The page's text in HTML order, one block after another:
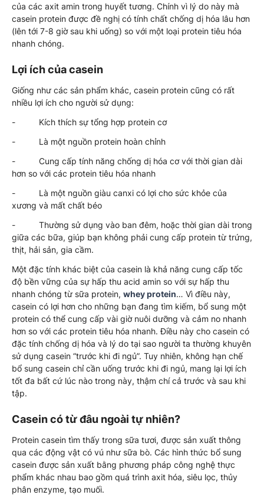
của các axit amin trong huyết tương. Chính vì lý do này mà
casein protein được đề nghị có tính chất chống dị hóa lâu hơn
(lên tới 7-8 giờ sau khi uống) so với một loại protein tiêu hóa
nhanh chóng.
Lợi ích của casein
Giống như các sản phẩm khác, casein protein cũng có rất
nhiều lợi ích cho người sử dụng:
- Kích thích sự tổng hợp protein cơ
- Là một nguồn protein hoàn chỉnh
- Cung cấp tính năng chống dị hóa cơ với thời gian dài
hơn so với các protein tiêu hóa nhanh
- Là một nguồn giàu canxi có lợi cho sức khỏe của
xương và mất chất béo
- Thường sử dụng vào ban đêm, hoặc thời gian dài trong
giữa các bữa, giúp bạn không phải cung cấp protein từ trứng,
thịt, hải sản, gia cầm.
Một đặc tính khác biệt của casein là khả năng cung cấp tốc
độ bền vững của sự hấp thu acid amin so với sự hấp thu
nhanh chóng từ sữa protein, whey protein… Vì điều này,
casein có lợi hơn cho những bạn đang tìm kiếm, bổ sung một
protein có thể cung cấp vài giờ nuôi dưỡng và cảm no nhanh
hơn so với các protein tiêu hóa nhanh. Điều này cho casein có
đặc tính chống dị hóa và lý do tại sao người ta thường khuyên
sử dụng casein “trước khi đi ngủ”. Tuy nhiên, không hạn chế
bổ sung casein chỉ cần uống trước khi đi ngủ, mang lại lợi ích
tốt đa bất cứ lúc nào trong này, thậm chí cả trước và sau khi
tập.
Casein có từ đâu ngoài tự nhiên?
Protein casein tìm thấy trong sữa tươi, được sản xuất thông
qua các động vật có vú như sữa bò. Các hình thức bổ sung
casein được sản xuất bằng phương pháp công nghệ thực
phẩm khác nhau bao gồm quá trình axit hóa, siêu lọc, thủy
phân enzyme, tạo muối.